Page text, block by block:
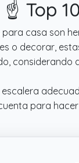
☝️ Top
casa son
o decorar,
considerando
para